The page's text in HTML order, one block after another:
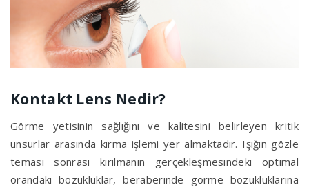
Kontakt Lens Nedir?
Görme yetisinin sağlığını ve kalitesini belirleyen kritik
unsurlar arasında kırma işlemi yer almaktadır. Işığın gözle
teması sonrası kırılmanın gerçekleşmesindeki optimal
orandaki bozukluklar, beraberinde görme bozukluklarına